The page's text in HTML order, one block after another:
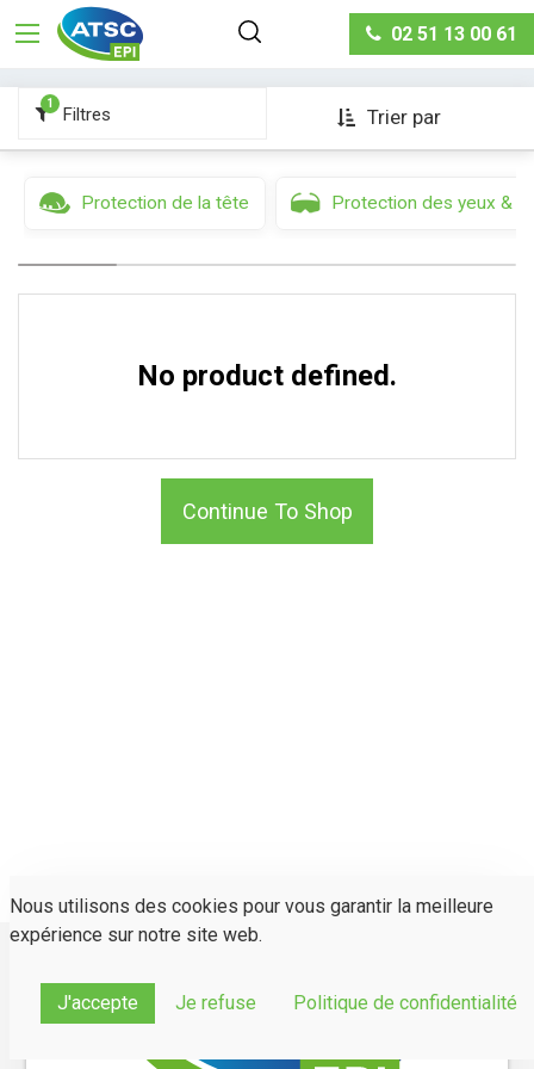
02 51 13 00 61
Protection des pieds & des jambes
Chaussures de
1
Filtres Trier par
Protection de la tête Protection des yeux &
No product defined.
Continue To Shop
Nous utilisons des cookies pour vous garantir la meilleure
expérience sur notre site web.
J'accepte Je refuse Politique de confidentialité